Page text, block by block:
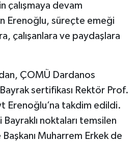
çalışmaya devam
Erenoğlu, süreçte emeği
çalışanlara ve paydaşlara
ÇOMÜ Dardanos
sertifikası Rektör Prof.
Erenoğlu’na takdim edildi.
noktaları temsilen
Muharrem Erkek de